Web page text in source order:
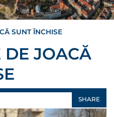
SUNT ÎNCHISE
DE JOACĂ
SHARE